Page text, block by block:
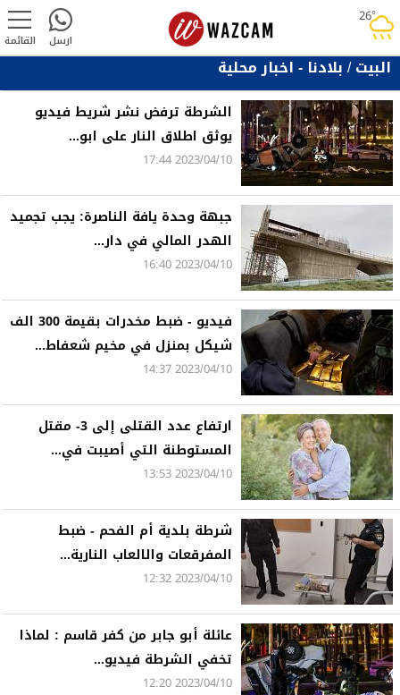
26°rainy القائمة ارسل
البيت/بلادنا - اخبار محلية
الشرطة ترفض نشر شريط فيديو
يوثق اطلاق النار على ابو...
2023/04/10 17:44
جبهة وحدة يافة الناصرة: يجب تجميد
الهدر المالي في دار...
2023/04/10 16:40
فيديو - ضبط مخدرات بقيمة 300 الف
شيكل بمنزل في مخيم شعفاط...
2023/04/10 14:37
ارتفاع عدد القتلى إلى 3- مقتل
المستوطنة التي أصيبت في...
2023/04/10 13:53
شرطة بلدية أم الفحم - ضبط
المفرقعات والالعاب النارية...
2023/04/10 12:32
عائلة أبو جابر من كفر قاسم : لماذا
تخفي الشرطة فيديو...
2023/04/10 12:20